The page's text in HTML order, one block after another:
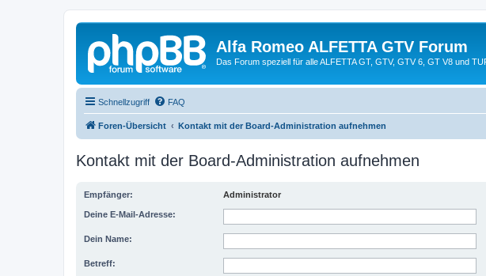
Alfa Romeo ALFETTA GTV Forum
Das Forum speziell für alle ALFETTA GT, GTV, GTV 6, GT V8 und
Schnellzugriff FAQ
Foren-Übersicht Kontakt mit der Board-Administration aufnehmen
Kontakt mit der Board-Administration aufnehmen
Empfänger: Administrator
Deine E-Mail-Adresse:
Dein Name:
Betreff: